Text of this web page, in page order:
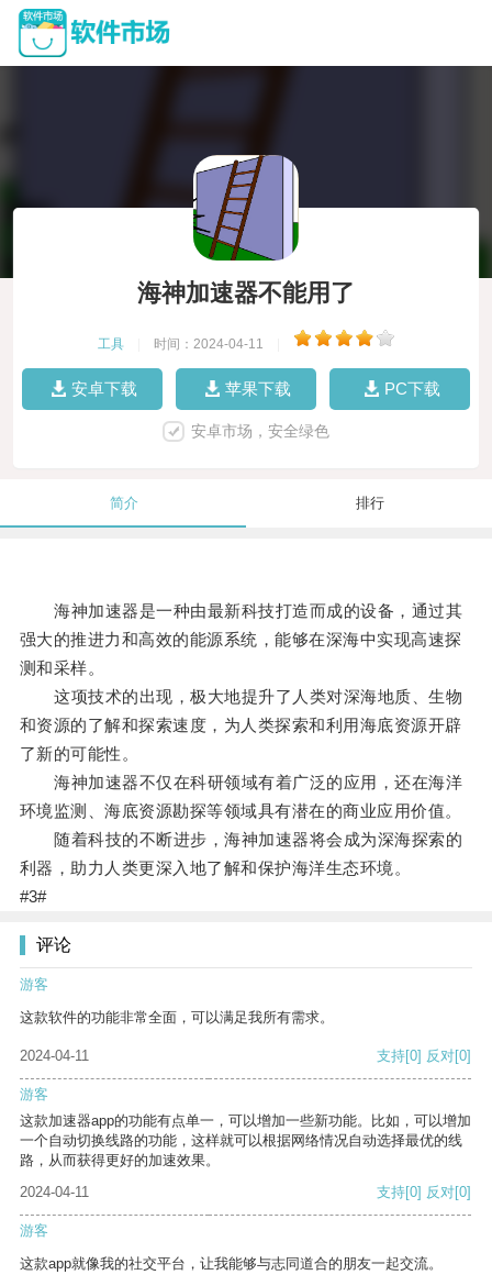
海神加速器不能用了
工具 时间：2024-04-11
安卓下载 苹果下载 PC下载
安卓市场，安全绿色
简介 排行
海神加速器是一种由最新科技打造而成的设备，通过其
强大的推进力和高效的能源系统，能够在深海中实现高速探
测和采样。
这项技术的出现，极大地提升了人类对深海地质、生物
和资源的了解和探索速度，为人类探索和利用海底资源开辟
了新的可能性。
海神加速器不仅在科研领域有着广泛的应用，还在海洋
环境监测、海底资源勘探等领域具有潜在的商业应用价值。
随着科技的不断进步，海神加速器将会成为深海探索的
利器，助力人类更深入地了解和保护海洋生态环境。
#3#
评论
游客
这款软件的功能非常全面，可以满足我所有需求。
2024-04-11 支持[0] 反对[0]
游客
这款加速器app的功能有点单一，可以增加一些新功能。比如，可以增加
一个自动切换线路的功能，这样就可以根据网络情况自动选择最优的线
路，从而获得更好的加速效果。
2024-04-11
支持[0] 反对[0]
游客
这款app就像我的社交平台，让我能够与志同道合的朋友一起交流。